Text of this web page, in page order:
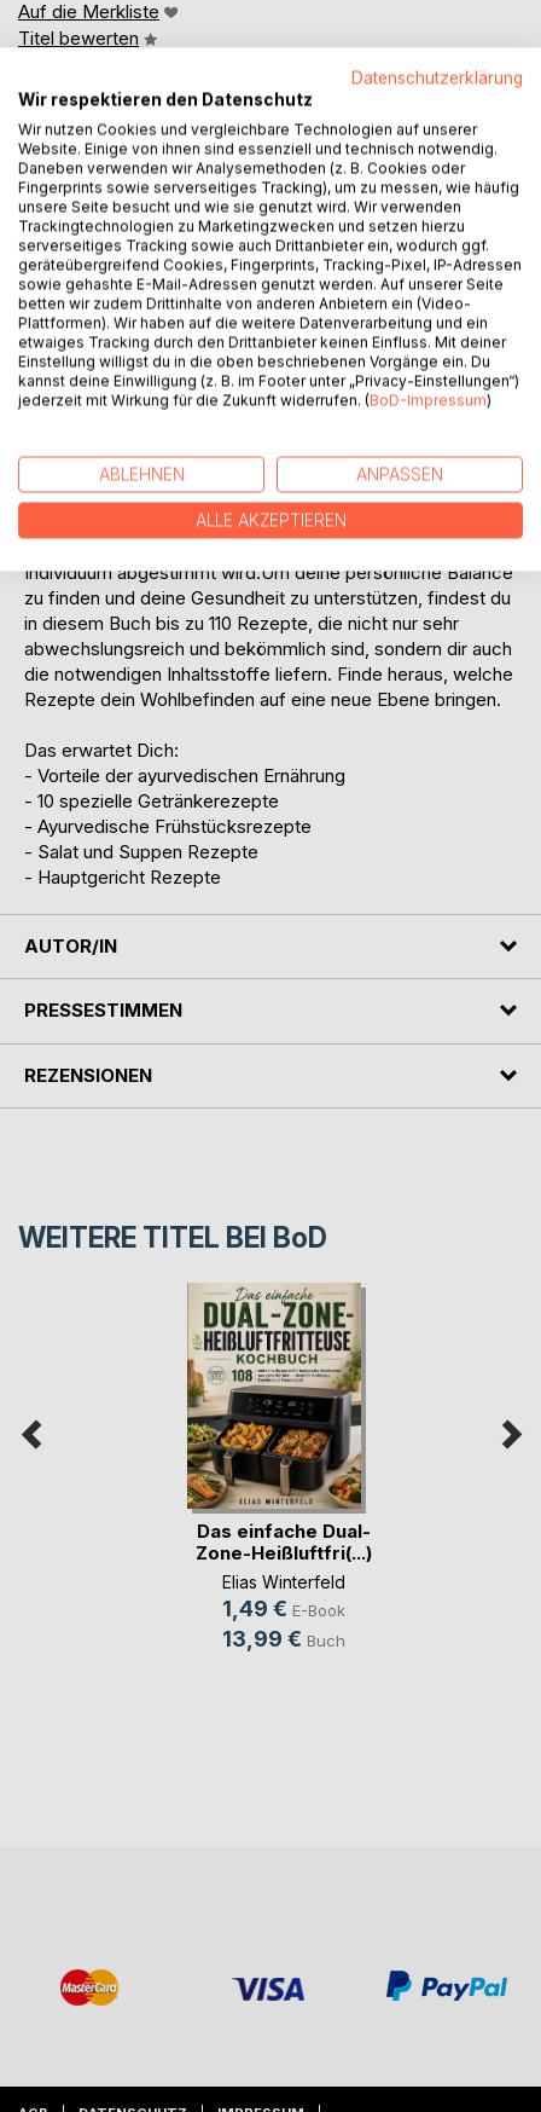
Auf die Merkliste
Titel bewerten
BESCHREIBUNG
Wer die richtigen Nahrungsmittel zu sich nimmt, benötigt
keine Medizin. Wer die falschen Nahrungsmittel zu sich
nimmt, dem hilft auch keine Medizin. Diese beiden Sätze
spiegeln den Inhalt eines alten ayurvedischen Leitsatzes,
der die Bedeutsamkeit der richtigen Ernährung im Bezug
Ernährungsberatung im Zentrum, nachdem die
Essgewohnheiten ausführlich analysiert wurden. Nicht jeder
muss sich nach den gleichen Regeln richten, da ein
Ernährungsplan der ayurvedischen Art detailliert auf ein
Individuum abgestimmt wird.Um deine persönliche Balance
zu finden und deine Gesundheit zu unterstützen, findest du
in diesem Buch bis zu 110 Rezepte, die nicht nur sehr
abwechslungsreich und bekömmlich sind, sondern dir auch
die notwendigen Inhaltsstoffe liefern. Finde heraus, welche
Rezepte dein Wohlbefinden auf eine neue Ebene bringen.
Das erwartet Dich:
- Vorteile der ayurvedischen Ernährung
- 10 spezielle Getränkerezepte
- Ayurvedische Frühstücksrezepte
- Salat und Suppen Rezepte
- Hauptgericht Rezepte
AUTOR/IN
PRESSESTIMMEN
REZENSIONEN
WEITERE TITEL BEI BoD
Das einfache Dual-
Zone-Heißluftfri(...)
Elias Winterfeld
1,49 € E-Book
13,99 € Buch
Datenschutzerklärung
Wir respektieren den Datenschutz
Wir nutzen Cookies und vergleichbare Technologien auf unserer
Website. Einige von ihnen sind essenziell und technisch notwendig.
Daneben verwenden wir Analysemethoden (z. B. Cookies oder
Fingerprints sowie serverseitiges Tracking), um zu messen, wie häufig
unsere Seite besucht und wie sie genutzt wird. Wir verwenden
Trackingtechnologien zu Marketingzwecken und setzen hierzu
serverseitiges Tracking sowie auch Drittanbieter ein, wodurch ggf.
geräteübergreifend Cookies, Fingerprints, Tracking-Pixel, IP-Adressen
sowie gehashte E-Mail-Adressen genutzt werden. Auf unserer Seite
betten wir zudem Drittinhalte von anderen Anbietern ein (Video-
Plattformen). Wir haben auf die weitere Datenverarbeitung und ein
etwaiges Tracking durch den Drittanbieter keinen Einfluss. Mit deiner
Einstellung willigst du in die oben beschriebenen Vorgänge ein. Du
kannst deine Einwilligung (z. B. im Footer unter „Privacy-Einstellungen“)
jederzeit mit Wirkung für die Zukunft widerrufen. (BoD-Impressum)
ABLEHNEN ANPASSEN
ALLE AKZEPTIEREN